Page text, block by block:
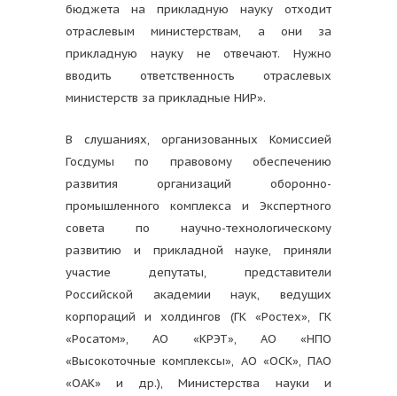
бюджета на прикладную науку отходит
отраслевым министерствам, а они за
прикладную науку не отвечают. Нужно
вводить ответственность отраслевых
министерств за прикладные НИР».
В слушаниях, организованных Комиссией
Госдумы по правовому обеспечению
развития организаций оборонно-
промышленного комплекса и Экспертного
совета по научно-технологическому
развитию и прикладной науке, приняли
участие депутаты, представители
Российской академии наук, ведущих
корпораций и холдингов (ГК «Ростех», ГК
«Росатом», АО «КРЭТ», АО «НПО
«Высокоточные комплексы», АО «ОСК», ПАО
«ОАК» и др.), Министерства науки и